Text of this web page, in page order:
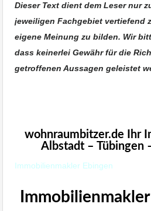
Dieser Text dient dem Leser nur
jeweiligen Fachgebiet vertiefend
eigene Meinung zu bilden. Wir
dass keinerlei Gewähr für die
getroffenen Aussagen geleistet
wohnraumbitzer.de Ihr
Albstadt – Tübingen
Immobilienmakler Ebingen